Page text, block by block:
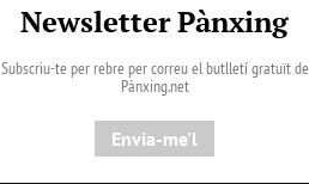
Newsletter Pànxing
Subscriu-te per rebre per correu el butlletí gratuït de
Pànxing.net​
Envia-me'l